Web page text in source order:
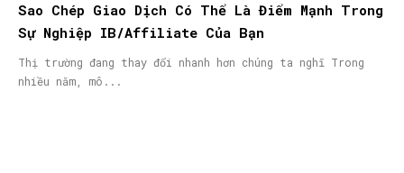
Sao Chép Giao Dịch Có Thể Là Điểm Mạnh Trong
Sự Nghiệp IB/Affiliate Của Bạn
Thị trường đang thay đổi nhanh hơn chúng ta nghĩ Trong
nhiều năm, mô...